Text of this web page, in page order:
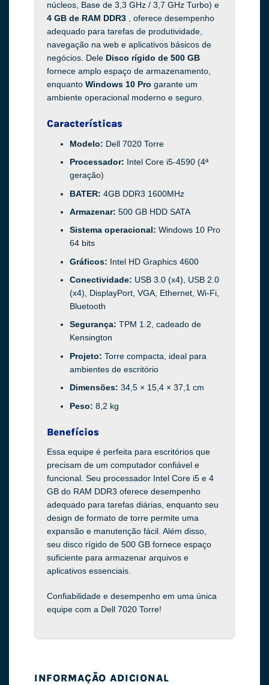
núcleos, Base de 3,3 GHz / 3,7 GHz Turbo) e
4 GB de RAM DDR3 , oferece desempenho
adequado para tarefas de produtividade,
navegação na web e aplicativos básicos de
negócios. Dele Disco rígido de 500 GB
fornece amplo espaço de armazenamento,
enquanto Windows 10 Pro garante um
ambiente operacional moderno e seguro.
Características
Modelo: Dell 7020 Torre
Processador: Intel Core i5-4590 (4ª
geração)
BATER: 4GB DDR3 1600MHz
Armazenar: 500 GB HDD SATA
Sistema operacional: Windows 10 Pro
64 bits
Gráficos: Intel HD Graphics 4600
Conectividade: USB 3.0 (x4), USB 2.0
(x4), DisplayPort, VGA, Ethernet, Wi-Fi,
Bluetooth
Segurança: TPM 1.2, cadeado de
Kensington
Projeto: Torre compacta, ideal para
ambientes de escritório
Dimensões: 34,5 × 15,4 × 37,1 cm
Peso: 8,2 kg
Benefícios
Essa equipe é perfeita para escritórios que
precisam de um computador confiável e
funcional. Seu processador Intel Core i5 e 4
GB do RAM DDR3 oferece desempenho
adequado para tarefas diárias, enquanto seu
design de formato de torre permite uma
expansão e manutenção fácil. Além disso,
seu disco rígido de 500 GB fornece espaço
suficiente para armazenar arquivos e
aplicativos essenciais.
Confiabilidade e desempenho em uma única
equipe com a Dell 7020 Torre!
INFORMAÇÃO ADICIONAL